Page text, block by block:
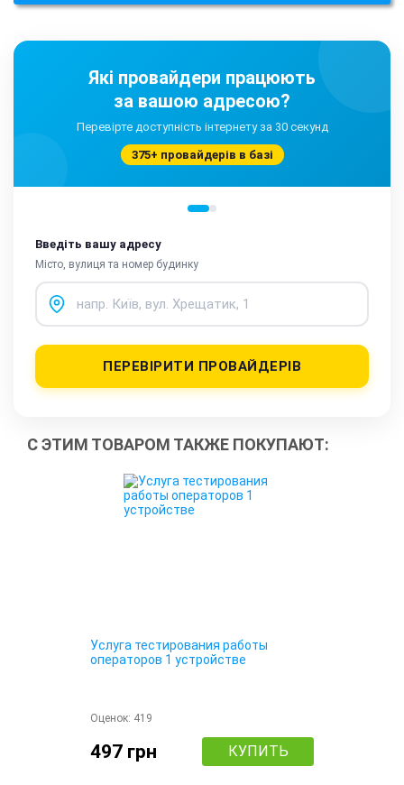
Які провайдери працюють
за вашою адресою?
Перевірте доступність інтернету за 30 секунд
375+ провайдерів в базі
Введіть вашу адресу
Місто, вулиця та номер будинку
ПЕРЕВІРИТИ ПРОВАЙДЕРІВ
С ЭТИМ ТОВАРОМ ТАКЖЕ ПОКУПАЮТ:
Услуга тестирования работы
операторов 1 устройстве
Оценок: 419
497 грн КУПИТЬ